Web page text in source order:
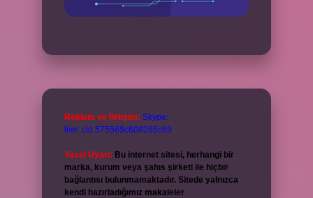
Reklam ve İletişim: Skype:
live:.cid.575569c608265c69
Yasal Uyarı: Bu internet sitesi, herhangi bir
marka, kurum veya şahıs şirketi ile hiçbir
bağlantısı bulunmamaktadır. Sitede yalnızca
kendi hazırladığımız makaleler